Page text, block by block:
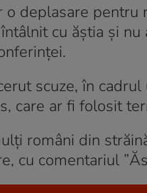
o deplasare
cu ăștia și
scuze, în
care ar fi folosit
români din
cu comentariul